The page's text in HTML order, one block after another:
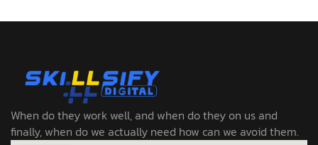
When do they work well, and when do they on us and
finally, when do we actually need how can we avoid them.